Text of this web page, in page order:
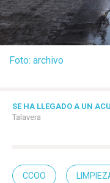
Foto: archivo
SE HA LLEGADO A UN
Talavera
CCOO